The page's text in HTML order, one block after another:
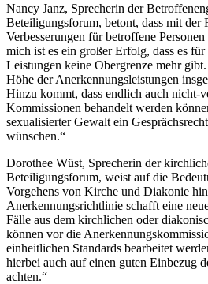
Nancy Janz, Sprecherin der
Beteiligungsforum, betont, dass mit der
Verbesserungen für betroffene
mich ist es ein großer Erfolg, dass es
Leistungen keine Obergrenze mehr
Höhe der Anerkennungsleistungen
Hinzu kommt, dass endlich auch nicht-
Kommissionen behandelt werden
sexualisierter Gewalt ein
wünschen.“
Dorothee Wüst, Sprecherin der
Beteiligungsforum, weist auf die
Vorgehens von Kirche und Diakonie
Anerkennungsrichtlinie schafft eine
Fälle aus dem kirchlichen oder
können vor die
einheitlichen Standards bearbeitet
hierbei auch auf einen guten Einbezug
achten.“